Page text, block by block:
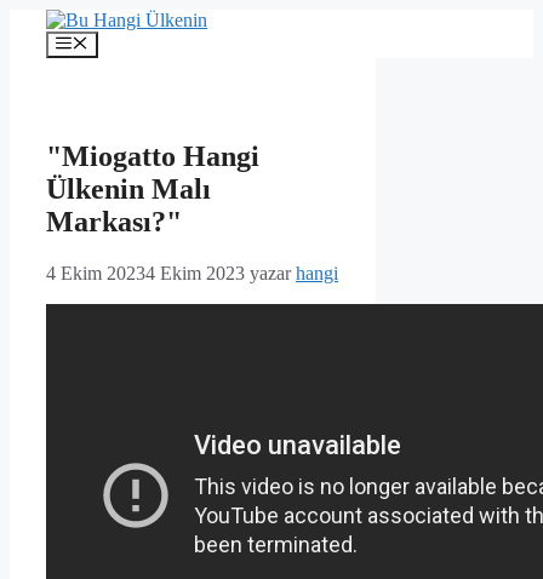
İçeriğe
Menü
"Miogatto Hangi
Ülkenin Malı
Markası?"
4 Ekim 20234 Ekim 2023 yazarhangi